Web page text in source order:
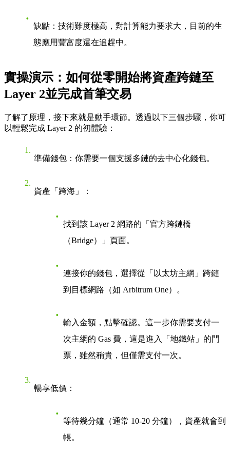
缺點 ：技術難度極高，對計算能力要求大，目前的生
態應用豐富度還在追趕中。
實操演示：如何從零開始將資產跨鏈至
Layer 2並完成首筆交易
了解了原理，接下來就是動手環節。透過以下三個步驟，你可
以輕鬆完成 Layer 2 的初體驗：
準備錢包 ：你需要一個支援多鏈的去中心化錢包。
資產「跨海」 ：
找到該 Layer 2 網路的「官方跨鏈橋
（Bridge）」頁面。
連接你的錢包，選擇從「以太坊主網」跨鏈
到目標網路（如 Arbitrum One）。
輸入金額，點擊確認。這一步你需要支付一
次主網的 Gas 費，這是進入「地鐵站」的門
票，雖然稍貴，但僅需支付一次。
暢享低價 ：
等待幾分鐘（通常 10-20 分鐘），資產就會到
帳。